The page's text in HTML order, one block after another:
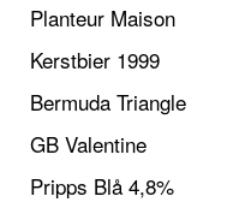
Planteur Maison
Kerstbier 1999
Bermuda Triangle
GB Valentine
Pripps Blå 4,8%